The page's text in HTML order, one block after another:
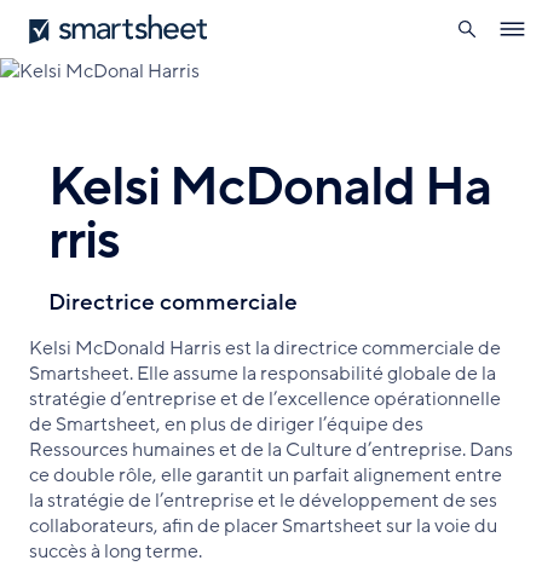
Aller
au
contenu
Smartsheet
ouverte
Kelsi McDonald Ha
rris
Directrice commerciale
Kelsi McDonald Harris est la directrice commerciale de
Smartsheet. Elle assume la responsabilité globale de la
stratégie d’entreprise et de l’excellence opérationnelle
de Smartsheet, en plus de diriger l’équipe des
Ressources humaines et de la Culture d’entreprise. Dans
ce double rôle, elle garantit un parfait alignement entre
la stratégie de l’entreprise et le développement de ses
collaborateurs, afin de placer Smartsheet sur la voie du
succès à long terme.